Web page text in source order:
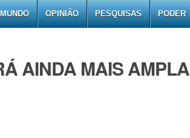
MUNDO OPINIÃO PESQUISAS PODER
AINDA MAIS AMPLA